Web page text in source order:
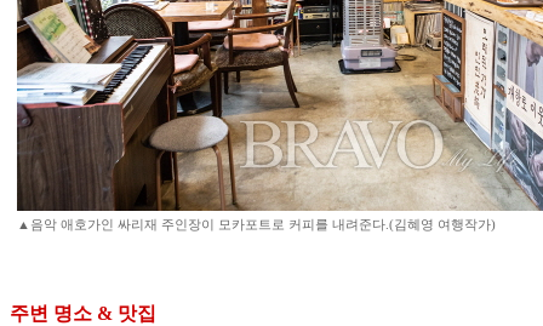
▲음악 애호가인 싸리재 주인장이 모카포트로 커피를 내려준다.(김혜영 여행작가)
주변 명소 & 맛집